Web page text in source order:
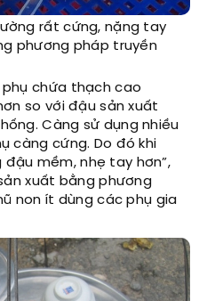
rất cứng, nặng tay
phương pháp truyền
chứa thạch cao
so với đậu sản xuất
Càng sử dụng nhiều
càng cứng. Do đó khi
mềm, nhẹ tay hơn”,
xuất bằng phương
non ít dùng các phụ gia